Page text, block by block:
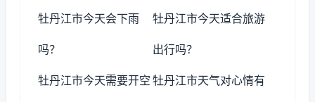
牡丹江市今天会下雨
吗？
牡丹江市今天适合旅游
出行吗？
牡丹江市今天需要开空 牡丹江市天气对心情有